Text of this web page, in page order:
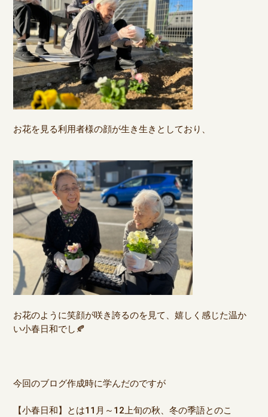
お花を見る利用者様の顔が生き生きとしており、
お花のように笑顔が咲き誇るのを見て、嬉しく感じた温か
い小春日和でし🍂
今回のブログ作成時に学んだのですが
【小春日和】とは11月～12上旬の秋、冬の季語とのこ